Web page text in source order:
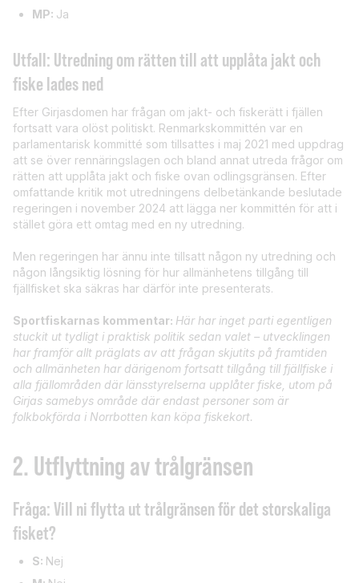
MP: Ja
Utfall: Utredning om rätten till att upplåta jakt och
fiske lades ned
Efter Girjasdomen har frågan om jakt- och fiskerätt i fjällen
fortsatt vara olöst politiskt. Renmarkskommittén var en
parlamentarisk kommitté som tillsattes i maj 2021 med uppdrag
att se över rennäringslagen och bland annat utreda frågor om
rätten att upplåta jakt och fiske ovan odlingsgränsen. Efter
omfattande kritik mot utredningens delbetänkande beslutade
regeringen i november 2024 att lägga ner kommittén för att i
stället göra ett omtag med en ny utredning.
Men regeringen har ännu inte tillsatt någon ny utredning och
någon långsiktig lösning för hur allmänhetens tillgång till
fjällfisket ska säkras har därför inte presenterats.
Sportfiskarnas kommentar: Här har inget parti egentligen
stuckit ut tydligt i praktisk politik sedan valet – utvecklingen
har framför allt präglats av att frågan skjutits på framtiden
och allmänheten har därigenom fortsatt tillgång till fjällfiske i
alla fjällområden där länsstyrelserna upplåter fiske, utom på
Girjas samebys område där endast personer som är
folkbokförda i Norrbotten kan köpa fiskekort.
2. Utflyttning av trålgränsen
Fråga: Vill ni flytta ut trålgränsen för det storskaliga
fisket?
S: Nej